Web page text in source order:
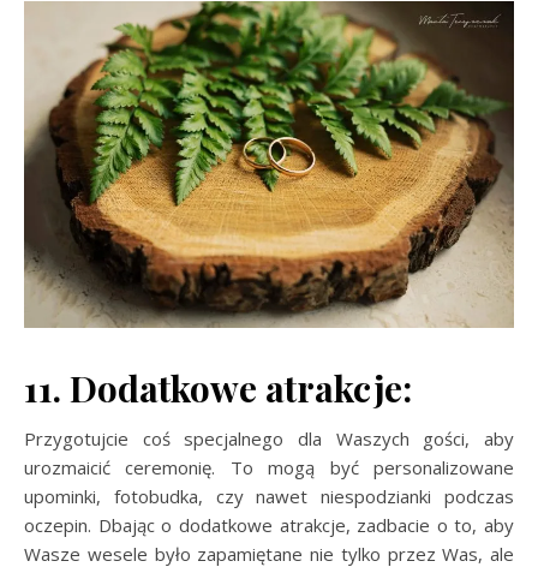
11. Dodatkowe atrakcje:
Przygotujcie coś specjalnego dla Waszych gości, aby
urozmaicić ceremonię. To mogą być personalizowane
upominki, fotobudka, czy nawet niespodzianki podczas
oczepin. Dbając o dodatkowe atrakcje, zadbacie o to, aby
Wasze wesele było zapamiętane nie tylko przez Was, ale